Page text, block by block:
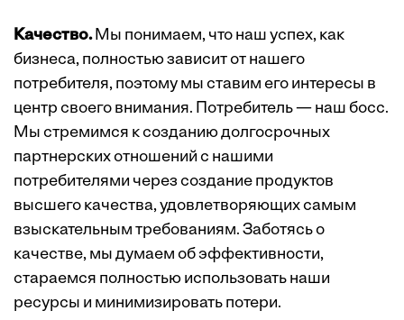
Качество.Мы понимаем, что наш успех, как
бизнеса, полностью зависит от нашего
потребителя, поэтому мы ставим его интересы в
центр своего внимания. Потребитель — наш босс.
Мы стремимся к созданию долгосрочных
партнерских отношений с нашими
потребителями через создание продуктов
высшего качества, удовлетворяющих самым
взыскательным требованиям. Заботясь о
качестве, мы думаем об эффективности,
стараемся полностью использовать наши
ресурсы и минимизировать потери.